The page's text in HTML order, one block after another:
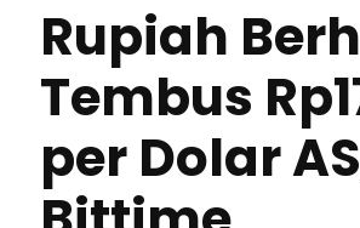
Rupiah
Tembus
per Dolar